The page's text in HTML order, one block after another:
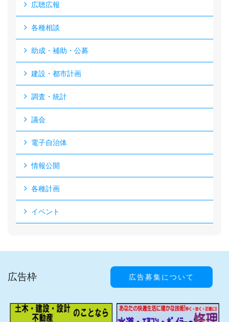
広聴広報
各種相談
助成・補助・公募
建設・都市計画
調査・統計
議会
電子自治体
情報公開
各種計画
イベント
広告枠 広告募集について